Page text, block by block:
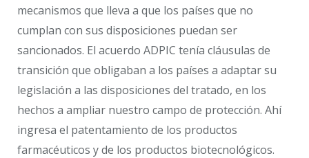
mecanismos que lleva a que los países que no
cumplan con sus disposiciones puedan ser
sancionados. El acuerdo ADPIC tenía cláusulas de
transición que obligaban a los países a adaptar su
legislación a las disposiciones del tratado, en los
hechos a ampliar nuestro campo de protección. Ahí
ingresa el patentamiento de los productos
farmacéuticos y de los productos biotecnológicos.